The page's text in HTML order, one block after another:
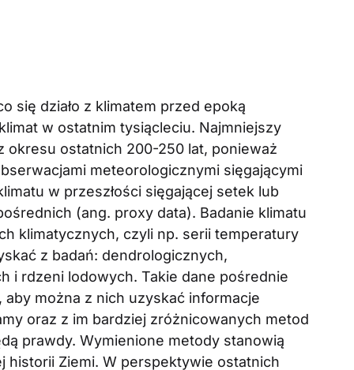
się działo z klimatem przed epoką
w ostatnim tysiącleciu. Najmniejszy
okresu ostatnich 200-250 lat, ponieważ
meteorologicznymi sięgającymi
w przeszłości sięgającej setek lub
(ang. proxy data). Badanie klimatu
klimatycznych, czyli np. serii temperatury
z badań: dendrologicznych,
i rdzeni lodowych. Takie dane pośrednie
można z nich uzyskać informacje
oraz z im bardziej zróżnicowanych metod
prawdy. Wymienione metody stanowią
historii Ziemi. W perspektywie ostatnich